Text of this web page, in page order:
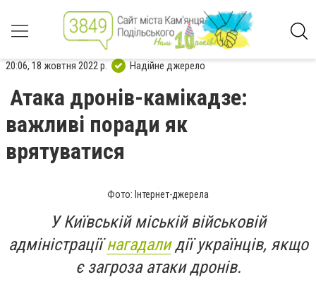
20:06, 18 жовтня 2022 р. Надійне джерело
Атака дронів-камікадзе:
важливі поради як
врятуватися
Фото: Інтернет-джерела
У Київській міській військовій
адміністраціїнагадалидії українців, якщо
є загроза атаки дронів.